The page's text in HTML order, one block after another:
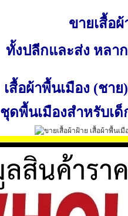
ขายเสื้อผ้
ทั้งปลีกและส่ง หลา
เสื้อผ้าพื้นเมือง (ชาย)
ชุดพื้นเมืองสำหรับเด็